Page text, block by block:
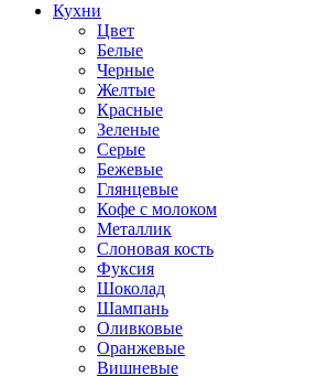
Кухни
Цвет
Белые
Черные
Желтые
Красные
Зеленые
Серые
Бежевые
Глянцевые
Кофе с молоком
Металлик
Слоновая кость
Фуксия
Шоколад
Шампань
Оливковые
Оранжевые
Вишневые